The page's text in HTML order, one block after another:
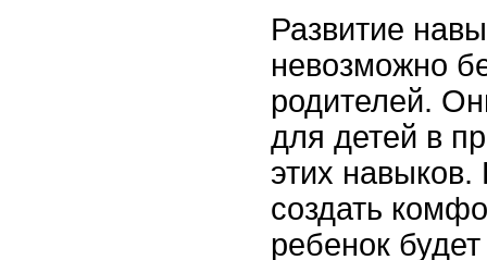
Развитие
невозможно
родителей.
для детей в
этих
создать
ребенок